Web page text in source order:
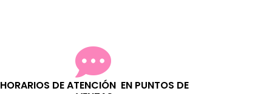
HORARIOS DE ATENCIÓN EN PUNTOS DE